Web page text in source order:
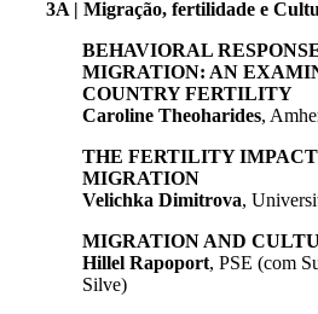
3A | Migração, fertilidade e
BEHAVIORAL
MIGRATION: AN
COUNTRY FERTILITY
Caroline Theoharides,
THE FERTILITY
MIGRATION
Velichka Dimitrova,
MIGRATION AND
Hillel Rapoport, PSE (com
Silve)